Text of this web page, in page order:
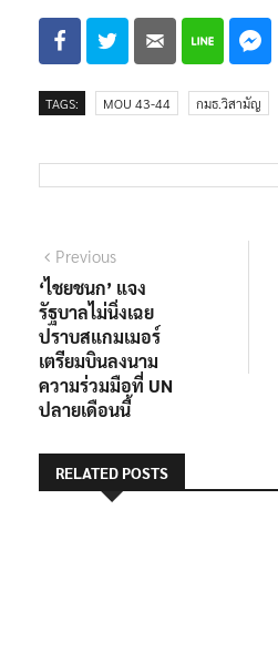
TAGS: MOU 43-44 กมธ.วิสามัญ
แนะแนว
เรื่อง
PreviousPrevious
post:
‘ไชยชนก’ แจง
รัฐบาลไม่นิ่งเฉย
ปราบสแกมเมอร์
เตรียมบินลงนาม
ความร่วมมือที่ UN
ปลายเดือนนี้
RELATED POSTS